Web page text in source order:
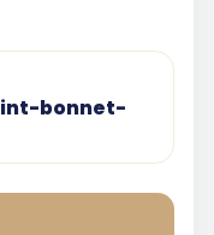
bonnet-